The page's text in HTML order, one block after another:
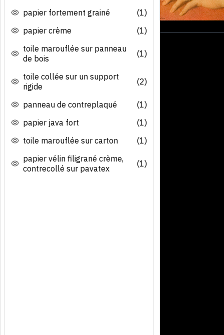
papier fortement grainé
(1)
papier crème
(1)
toile marouflée sur panneau
de bois
(1)
toile collée sur un support
rigide
(2)
panneau de contreplaqué
(1)
papier java fort
(1)
toile marouflée sur carton
(1)
papier vélin filigrané crème,
contrecollé sur pavatex
(1)